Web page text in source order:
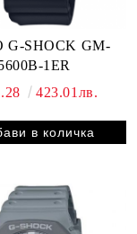
G-SHOCK GM-
1ER
423.01лв.